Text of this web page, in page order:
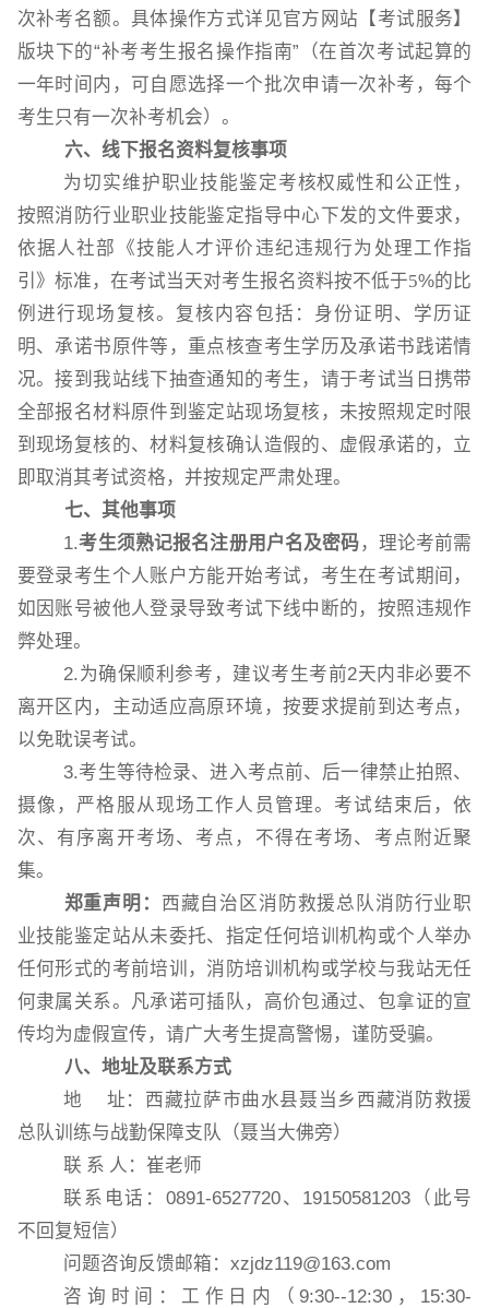
次补考名额。具体操作方式详见官方网站【考试服务】
版块下的“补考考生报名操作指南”（在首次考试起算的
一年时间内，可自愿选择一个批次申请一次补考，每个
考生只有一次补考机会）。
六、线下报名资料复核事项
为切实维护职业技能鉴定考核权威性和公正性，
按照消防行业职业技能鉴定指导中心下发的文件要求，
依据人社部《技能人才评价违纪违规行为处理工作指
引》标准，在考试当天对考生报名资料按不低于5%的比
例进行现场复核。复核内容包括：身份证明、学历证
明、承诺书原件等，重点核查考生学历及承诺书践诺情
况。接到我站线下抽查通知的考生，请于考试当日携带
全部报名材料原件到鉴定站现场复核，未按照规定时限
到现场复核的、材料复核确认造假的、虚假承诺的，立
即取消其考试资格，并按规定严肃处理。
七、其他事项
1.考生须熟记报名注册用户名及密码 ，理论考前需
要登录考生个人账户方能开始考试，考生在考试期间，
如因账号被他人登录导致考试下线中断的，按照违规作
弊处理。
2.为确保顺利参考，建议考生考前2天内非必要不
离开区内，主动适应高原环境，按要求提前到达考点，
以免耽误考试。
3.考生等待检录、进入考点前、后一律禁止拍照、
摄像，严格服从现场工作人员管理。考试结束后，依
次、有序离开考场、考点，不得在考场、考点附近聚
集。
郑重声明： 西藏自治区消防救援总队消防行业职
业技能鉴定站从未委托、指定任何培训机构或个人举办
任何形式的考前培训，消防培训机构或学校与我站无任
何隶属关系。凡承诺可插队，高价包通过、包拿证的宣
传均为虚假宣传，请广大考生提高警惕，谨防受骗。
八、地址及联系方式
地
址：西藏拉萨市曲水县聂当乡西藏消防救援
总队训练与战勤保障支队（聂当大佛旁）
联 系 人：崔老师
联系电话： 0891-6527720、 19150581203 （此号
不回复短信）
问题咨询反馈邮箱：xzjdz119@163.com
咨询时间：工作日内（9:30--12:30，15:30-